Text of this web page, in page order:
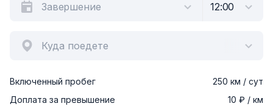
Куда поедете
Включенный пробег
250 км / сут
Доплата за превышение
10 ₽ / км